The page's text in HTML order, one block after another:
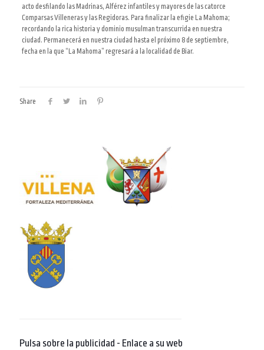
acto desfilando las Madrinas, Alférez infantiles y mayores de las catorce
Comparsas Villeneras y las Regidoras. Para finalizar la efigie La Mahoma;
recordando la rica historia y dominio musulman transcurrida en nuestra
ciudad. Permanecerá en nuestra ciudad hasta el próximo 8 de septiembre,
fecha en la que “La Mahoma” regresará a la localidad de Biar.
Share
Pulsa sobre la publicidad - Enlace a su web